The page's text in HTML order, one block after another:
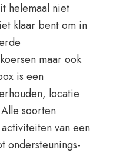
helemaal niet
klaar bent om in
maar ook
is een
locatie
soorten
van een
ondersteunings-